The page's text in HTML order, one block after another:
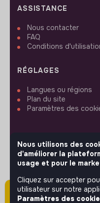
Attention cette
ASSISTANCE
Nous contacter
FAQ
Conditions
RÉGLAGES
Langues ou régions
Plan du site
Paramètres des
SUIVEZ-NOUS
© 2026 jobs that
Nous utilisons des
d'améliorer la
usage et pour le
Cliquez sur accepter
utilisateur sur notre
Paramètres des